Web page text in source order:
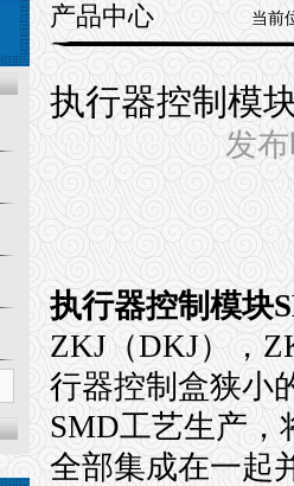
产品中心 当前
执行器控制模
发
执行器控制模块
ZKJ（DKJ），
行器控制盒狭小
SMD工艺生产，
全部集成在一起